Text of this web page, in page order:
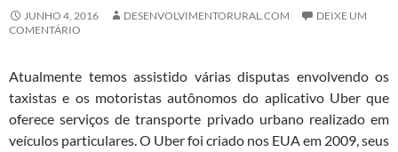
JUNHO 4, 2016 DESENVOLVIMENTORURAL.COM
DEIXE UM
COMENTÁRIO
Atualmente temos assistido várias disputas envolvendo os
taxistas e os motoristas autônomos do aplicativo Uber que
oferece serviços de transporte privado urbano realizado em
veículos particulares. O Uber foi criado nos EUA em 2009, seus